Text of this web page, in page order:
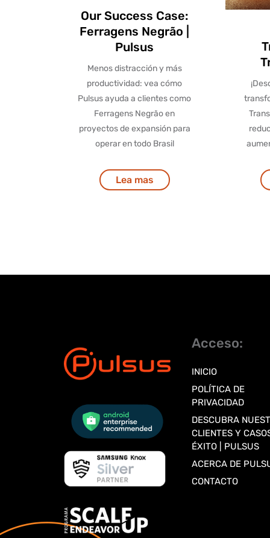
Our Success Case:
Ferragens Negrão |
Pulsus
Menos distracción y más
productividad: vea cómo
Pulsus ayuda a clientes como
Ferragens Negrão en
proyectos de expansión para
operar en todo Brasil
Lea mas
Acceso:
INICIO
POLÍTICA DE
PRIVACIDAD
DESCUBRA
CLIENTES Y
ÉXITO | PULSUS
ACERCA DE
CONTACTO